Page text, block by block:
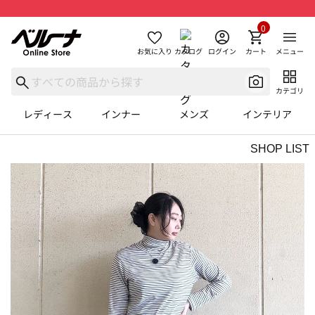
お気に入り カタログ ログイン カート
0
メニュー
カテゴリ
レディース インナー メンズ インテリア
SHOP LIST